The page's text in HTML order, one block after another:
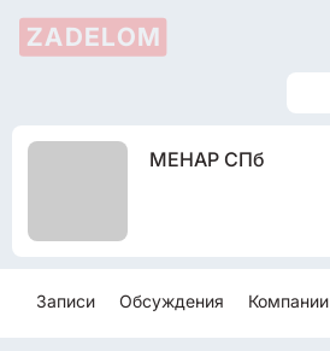
ZADELOM
МЕНАР СПб
Записи Обсуждения Компании